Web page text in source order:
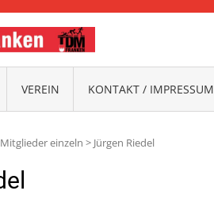
VEREIN KONTAKT / IMPRESSUM
Mitglieder einzeln > Jürgen Riedel